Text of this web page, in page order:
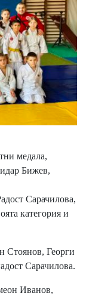
медала,
Бижев,
Сарачилова,
категория и
Стоянов, Георги
Сарачилова.
Иванов,